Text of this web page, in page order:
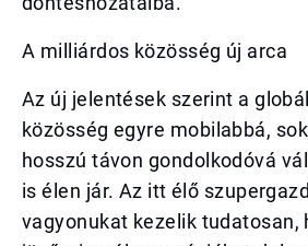
A milliárdos közösség új arca
Az új jelentések szerint a
közösség egyre mobilabbá,
hosszú távon gondolkodóvá
is élen jár. Az itt élő
vagyonukat kezelik tudatosan,